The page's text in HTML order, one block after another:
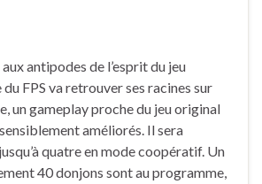
antipodes de l’esprit du jeu
du FPS va retrouver ses racines sur
un gameplay proche du jeu original
améliorés. Il sera
quatre en mode coopératif. Un
40 donjons sont au programme,